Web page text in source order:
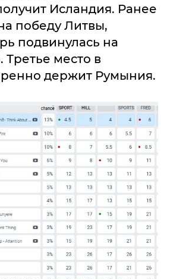
Исландия. Ранее
победу Литвы,
подвинулась на
Третье место в
держит Румыния.